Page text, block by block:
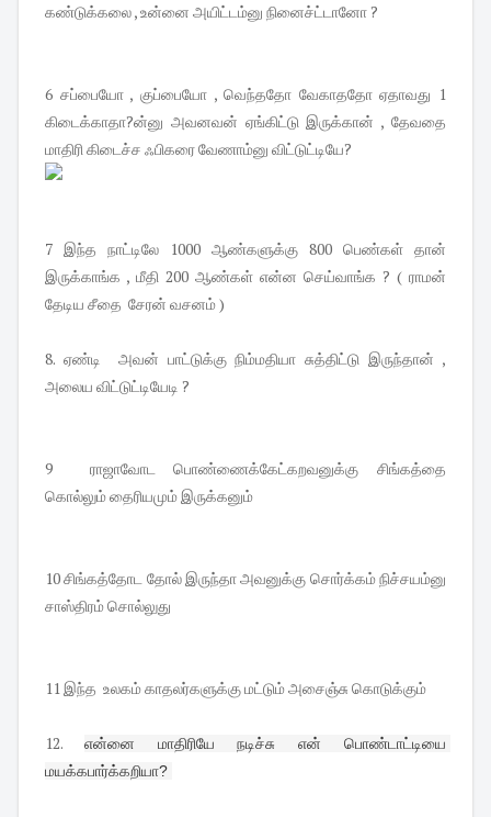
கண்டுக்கலை , உன்னை அயிட்டம்னு நினைச்ட்டானோ ?
6 சப்பையோ , குப்பையோ , வெந்ததோ வேகாததோ ஏதாவது 1
கிடைக்காதா?ன்னு அவனவன் ஏங்கிட்டு இருக்கான் , தேவதை
மாதிரி கிடைச்ச ஃபிகரை வேணாம்னு விட்டுட்டியே?
7 இந்த நாட்டிலே 1000 ஆண்களுக்கு 800 பெண்கள் தான்
இருக்காங்க , மீதி 200 ஆண்கள் என்ன செய்வாங்க ? ( ராமன்
தேடிய சீதை சேரன் வசனம் )
8. ஏண்டி அவன் பாட்டுக்கு நிம்மதியா சுத்திட்டு இருந்தான் ,
அலைய விட்டுட்டியேடி ?
9 ராஜாவோட பொண்ணைக்கேட்கறவனுக்கு சிங்கத்தை
கொல்லும் தைரியமும் இருக்கனும்
10 சிங்கத்தோட தோல் இருந்தா அவனுக்கு சொர்க்கம் நிச்சயம்னு
சாஸ்திரம் சொல்லுது
11 இந்த உலகம் காதலர்களுக்கு மட்டும் அசைஞ்சு கொடுக்கும்
12.
என்னை மாதிரியே நடிச்சு என் பொண்டாட்டியை
மயக்கபார்க்கறியா?